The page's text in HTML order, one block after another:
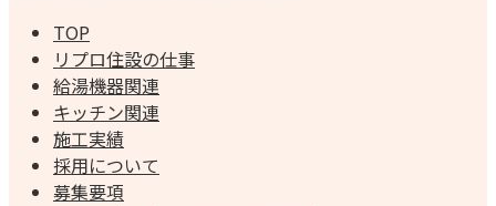
TOP
リプロ住設の仕事
給湯機器関連
キッチン関連
施工実績
採用について
募集要項